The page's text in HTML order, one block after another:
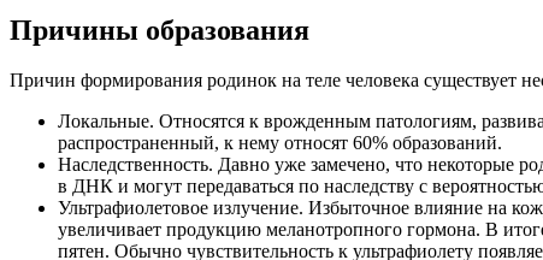
Причины образования
Причин формирования родинок на теле человека существует
Локальные. Относятся к врожденным патологиям,
распространенный, к нему относят 60% образований.
Наследственность. Давно уже замечено, что некоторые
в ДНК и могут передаваться по наследству с
Ультрафиолетовое излучение. Избыточное влияние на
увеличивает продукцию меланотропного гормона. В
пятен. Обычно чувствительность к ультрафиолету